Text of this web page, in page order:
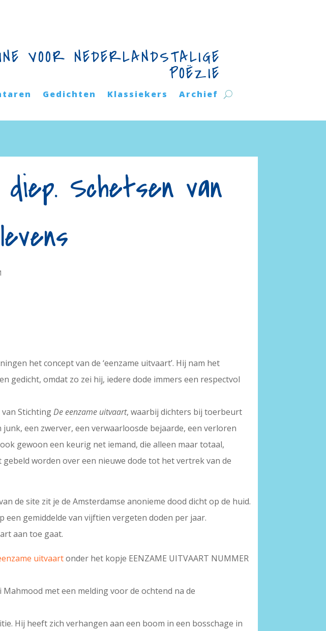
VOOR NEDERLANDSTALIGE
POËZIE
Gedichten Klassiekers Archief
Schetsen van
het concept van de ‘eenzame uitvaart’. Hij nam het
gedicht, omdat zo zei hij, iedere dode immers een respectvol
van StichtingDe eenzame uitvaart, waarbij dichters bij toerbeurt
een zwerver, een verwaarloosde bejaarde, een verloren
gewoon een keurig net iemand, die alleen maar totaal,
worden over een nieuwe dode tot het vertrek van de
de site zit je de Amsterdamse anonieme dood dicht op de huid.
gemiddelde van vijftien vergeten doden per jaar.
aan toe gaat.
uitvaartonder het kopje EENZAME UITVAART NUMMER
Mahmood met een melding voor de ochtend na de
Hij heeft zich verhangen aan een boom in een bosschage in